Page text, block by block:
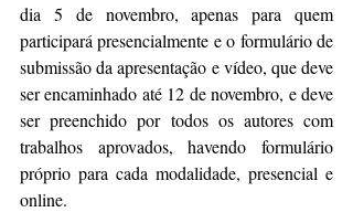
dia 5 de novembro, apenas para quem
participará presencialmente e o formulário de
submissão da apresentação e vídeo, que deve
ser encaminhado até 12 de novembro, e deve
ser preenchido por todos os autores com
trabalhos aprovados, havendo formulário
próprio para cada modalidade, presencial e
online.